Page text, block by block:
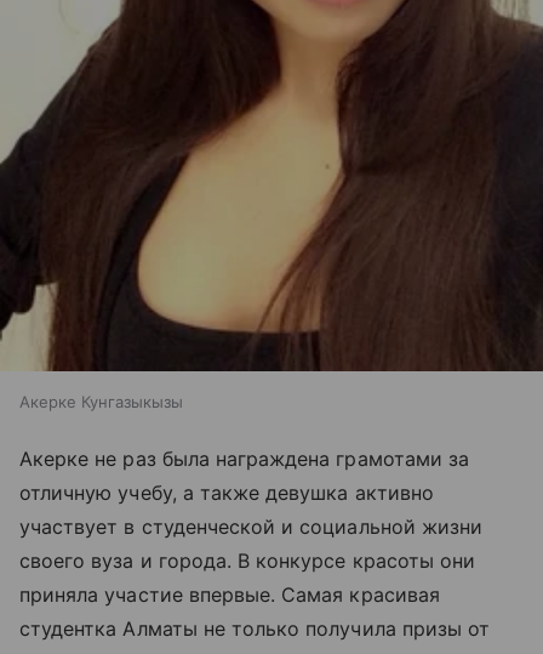
Акерке Кунгазыкызы
Акерке не раз была награждена грамотами за
отличную учебу, а также девушка активно
участвует в студенческой и социальной жизни
своего вуза и города. В конкурсе красоты они
приняла участие впервые. Самая красивая
студентка Алматы не только получила призы от